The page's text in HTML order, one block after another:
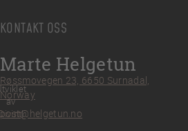
KONTAKT OSS
Marte Helgetun
Røssmovegen 23, 6650 Surnadal,
Norway
post@helgetun.no
av